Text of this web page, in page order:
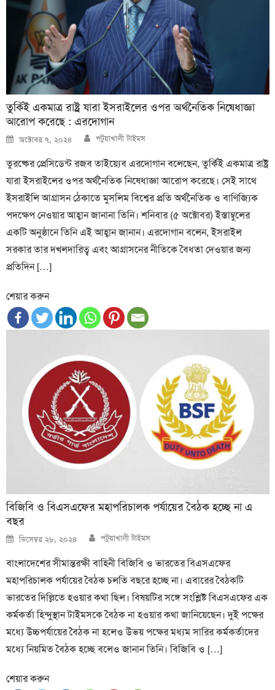
তুর্কিই একমাত্র রাষ্ট্র যারা ইসরাইলের ওপর অর্থনৈতিক নিষেধাজ্ঞা
আরোপ করেছে : এরদোগান
Posted
on
অক্টোবর ৭, ২০২৪ Author
পটুয়াখালী টাইমস
তুরষ্কের প্রেসিডেন্ট রজব তাইয়্যেব এরদোগান বলেছেন, তুর্কিই একমাত্র রাষ্ট্র
যারা ইসরাইলের ওপর অর্থনৈতিক নিষেধাজ্ঞা আরোপ করেছে। সেই সাথে
ইসরাইলি আগ্রাসন ঠেকাতে মুসলিম বিশ্বের প্রতি অর্থনৈতিক ও বাণিজ্যিক
পদক্ষেপ নেওয়ার আহ্বান জানানা তিনি। শনিবার (৫ অক্টোবর) ইস্তাম্বুলের
একটি অনুষ্ঠানে তিনি এই আহ্বান জানান। এরদোগান বলেন, ইসরাইল
সরকার তার দখলদারিত্ব এবং আগ্রাসনের নীতিকে বৈধতা দেওয়ার জন্য
প্রতিদিন […]
শেয়ার করুন
বিজিবি ও বিএসএফের মহাপরিচালক পর্যায়ের বৈঠক হচ্ছে না এ
বছর
Posted
on
ডিসেম্বর ২৮, ২০২৪ Author
পটুয়াখালী টাইমস
বাংলাদেশের সীমান্তরক্ষী বাহিনী বিজিবি ও ভারতের বিএসএফের
মহাপরিচালক পর্যায়ের বৈঠক চলতি বছরে হচ্ছে না। এবারের বৈঠকটি
ভারতের দিল্লিতে হওয়ার কথা ছিল। বিষয়টির সঙ্গে সংশ্লিষ্ট বিএসএফের এক
কর্মকর্তা হিন্দুস্থান টাইমসকে বৈঠক না হওয়ার কথা জানিয়েছেন। দুই পক্ষের
মধ্যে উচ্চপর্যায়ের বৈঠক না হলেও উভয় পক্ষের মধ্যম সারির কর্মকর্তাদের
মধ্যে নিয়মিত বৈঠক হচ্ছে বলেও জানান তিনি। বিজিবি ও […]
শেয়ার করুন